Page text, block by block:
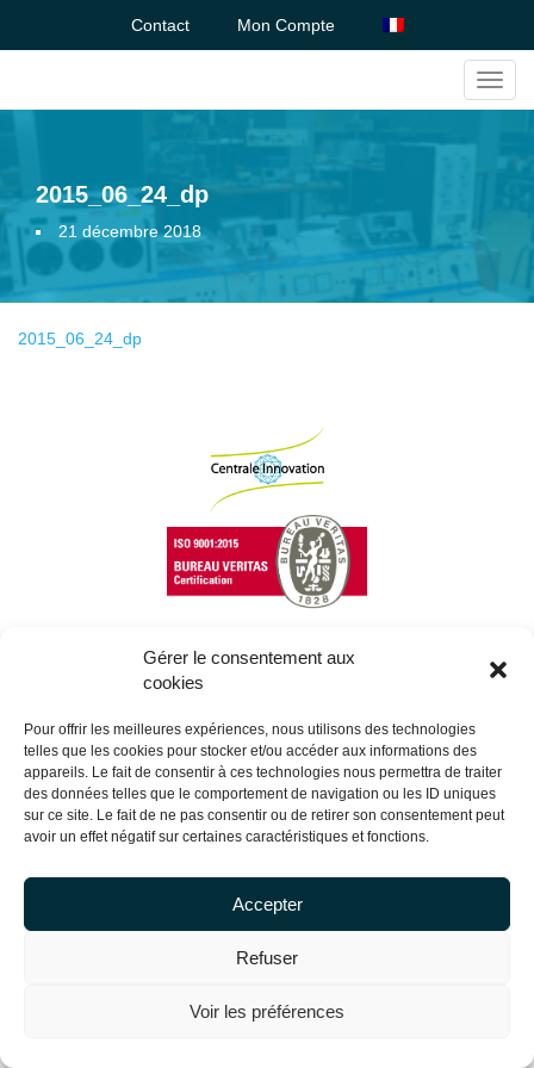
Gérer le consentement aux
cookies
Pour offrir les meilleures expériences, nous utilisons des technologies
telles que les cookies pour stocker et/ou accéder aux informations des
appareils. Le fait de consentir à ces technologies nous permettra de traiter
des données telles que le comportement de navigation ou les ID uniques
sur ce site. Le fait de ne pas consentir ou de retirer son consentement peut
avoir un effet négatif sur certaines caractéristiques et fonctions.
Accepter
Refuser
Voir les préférences
Contact Mon Compte
2015_06_24_dp
21 décembre 2018
2015_06_24_dp
Copyright Centrale Innovation © 2026 |